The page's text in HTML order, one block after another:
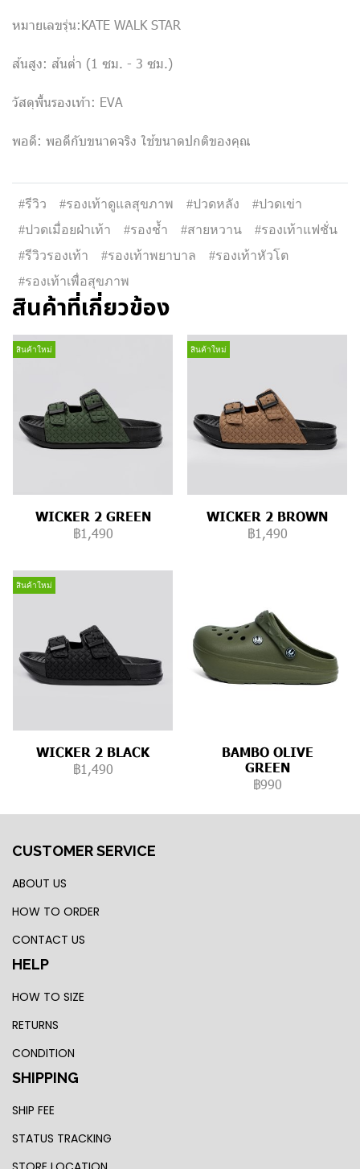
หมายเลขรุ่น:KATE WALK STAR
ส้นสูง: ส้นต่ำ (1 ซม. - 3 ซม.)
วัสดุพื้นรองเท้า: EVA
พอดี: พอดีกับขนาดจริง ใช้ขนาดปกติของคุณ
#รีวิว #รองเท้าดูแลสุขภาพ #ปวดหลัง
#ปวดเข่า
#ปวดเมื่อยฝ่าเท้า
#รองช้ำ #สายหวาน
#รองเท้าแฟชั่น
#รีวิวรองเท้า
#รองเท้าพยาบาล
#รองเท้าหัวโต
#รองเท้าเพื่อสุขภาพ
สินค้าที่เกี่ยวข้อง
สินค้าใหม่
WICKER 2 GREEN
฿1,490
สินค้าใหม่
WICKER 2 BROWN
฿1,490
สินค้าใหม่
WICKER 2 BLACK
฿1,490
BAMBO OLIVE
GREEN
฿990
CUSTOMER SERVICE
ABOUT US
HOW TO ORDER
CONTACT US
HELP
HOW TO SIZE
RETURNS
CONDITION
SHIPPING
SHIP FEE
STATUS TRACKING